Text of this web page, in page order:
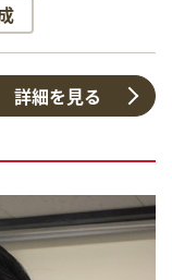
詳細を見る